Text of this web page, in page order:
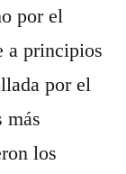
por el
a principios
por el
más
los